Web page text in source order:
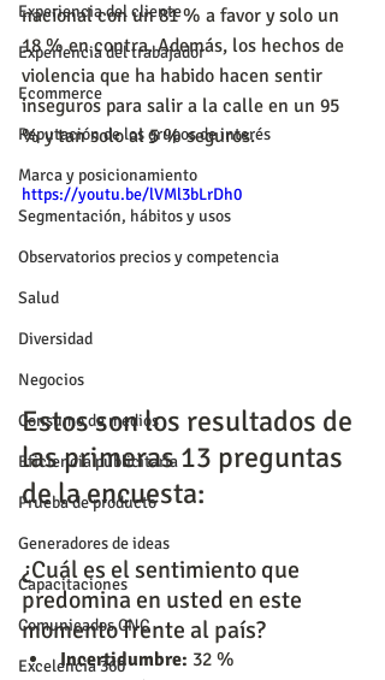
Experiencia del cliente
Experiencia del trabajador
Ecommerce
Reputación de los grupos de interés
Marca y posicionamiento
Segmentación, hábitos y usos
Observatorios precios y competencia
Salud
Diversidad
Negocios
Consumo de medios
Eficiencia publicitaria
Prueba de producto
Generadores de ideas
Capacitaciones
Comunicados CNC
Excelencia 360
nacional con un 81 % a favor y solo un
18 % en contra. Además, los hechos de
violencia que ha habido hacen sentir
inseguros para salir a la calle en un 95
% y tan solo al 5 % seguros.
https://youtu.be/lVMl3bLrDh0
Estos son los resultados de
las primeras 13 preguntas
de la encuesta:
¿Cuál es el sentimiento que
predomina en usted en este
momento frente al país?
Incertidumbre: 32 %